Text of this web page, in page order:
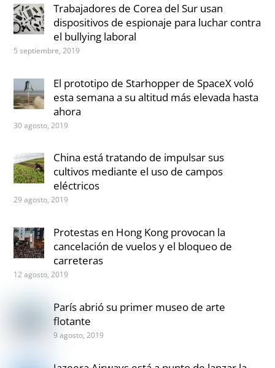
Trabajadores de Corea del Sur usan
dispositivos de espionaje para luchar contra
el bullying laboral
5 septiembre, 2019
El prototipo de Starhopper de SpaceX voló
esta semana a su altitud más elevada hasta
ahora
30 agosto, 2019
China está tratando de impulsar sus
cultivos mediante el uso de campos
eléctricos
29 agosto, 2019
Protestas en Hong Kong provocan la
cancelación de vuelos y el bloqueo de
carreteras
12 agosto, 2019
París abrió su primer museo de arte
flotante
9 agosto, 2019